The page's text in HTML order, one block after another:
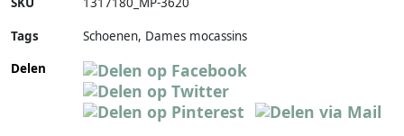
Tags
Schoenen, Dames mocassins
Delen